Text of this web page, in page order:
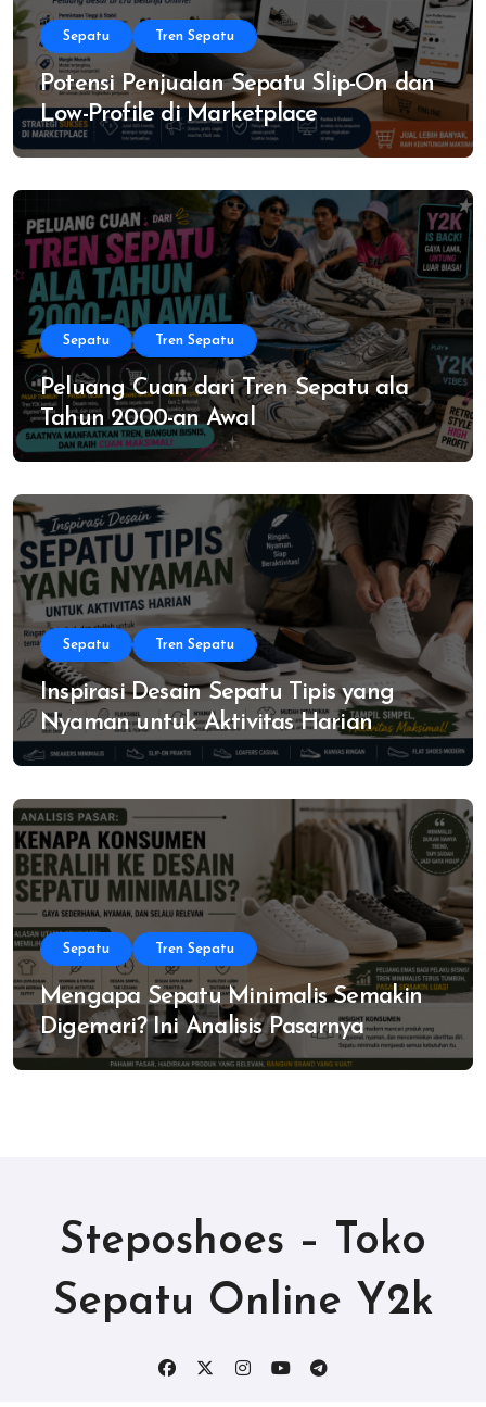
Sepatu Tren Sepatu
Potensi Penjualan Sepatu Slip-On dan
Low-Profile di Marketplace
Sepatu Tren Sepatu
Peluang Cuan dari Tren Sepatu ala
Tahun 2000-an Awal
Sepatu Tren Sepatu
Inspirasi Desain Sepatu Tipis yang
Nyaman untuk Aktivitas Harian
Sepatu Tren Sepatu
Mengapa Sepatu Minimalis Semakin
Digemari? Ini Analisis Pasarnya
Steposhoes – Toko
Sepatu Online Y2k